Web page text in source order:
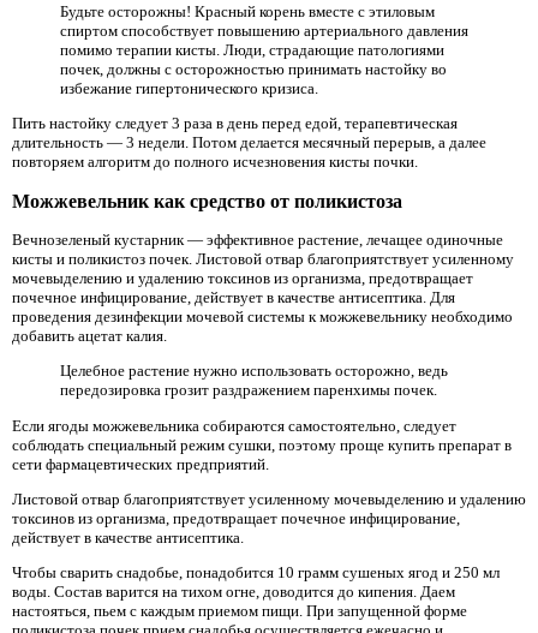
Будьте осторожны! Красный корень вместе с этиловым
спиртом способствует повышению артериального давления
помимо терапии кисты. Люди, страдающие патологиями
почек, должны с осторожностью принимать настойку во
избежание гипертонического кризиса.
Пить настойку следует 3 раза в день перед едой, терапевтическая
длительность — 3 недели. Потом делается месячный перерыв, а далее
повторяем алгоритм до полного исчезновения кисты почки.
Можжевельник как средство от поликистоза
Вечнозеленый кустарник — эффективное растение, лечащее одиночные
кисты и поликистоз почек. Листовой отвар благоприятствует усиленному
мочевыделению и удалению токсинов из организма, предотвращает
почечное инфицирование, действует в качестве антисептика. Для
проведения дезинфекции мочевой системы к можжевельнику необходимо
добавить ацетат калия.
Целебное растение нужно использовать осторожно, ведь
передозировка грозит раздражением паренхимы почек.
Если ягоды можжевельника собираются самостоятельно, следует
соблюдать специальный режим сушки, поэтому проще купить препарат в
сети фармацевтических предприятий.
Листовой отвар благоприятствует усиленному мочевыделению и удалению
токсинов из организма, предотвращает почечное инфицирование,
действует в качестве антисептика.
Чтобы сварить снадобье, понадобится 10 грамм сушеных ягод и 250 мл
воды. Состав варится на тихом огне, доводится до кипения. Даем
настояться, пьем с каждым приемом пищи. При запущенной форме